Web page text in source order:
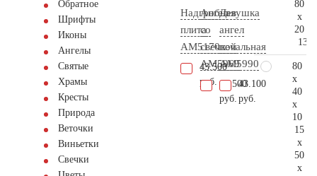
Обратное
Шрифты
Иконы
Ангелы
Святые
Храмы
Кресты
Природа
Веточки
Виньетки
Свечки
Надгробная
плита
AM5170
43.500
руб.
Ангел
со
свечкой
AM5969
14.500
руб.
Девушка
ангел
печальная
AM5990
43.100
руб.
80
x
20
80
x
40
x
10
15
x
50
x